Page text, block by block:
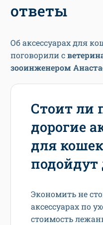
ответы
Об аксессуарах для
поговорили с
зооинженером
Стоит ли
дорогие
для
Экономить не
аксессуарах по
стоимость